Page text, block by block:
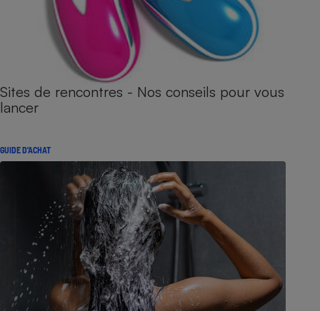
Sites de rencontres - Nos conseils pour vous
lancer
GUIDE D'ACHAT